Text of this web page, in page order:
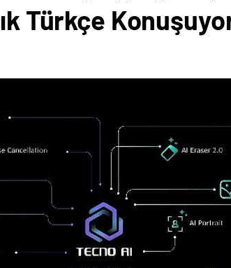
Türkçe